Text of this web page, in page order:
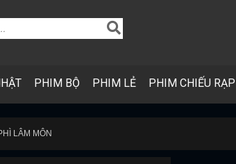
PHIM BỘ PHIM LẺ PHIM CHIẾU RẠP
LÂM MÔN